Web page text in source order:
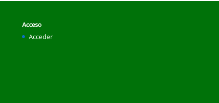
Acceso
Acceder